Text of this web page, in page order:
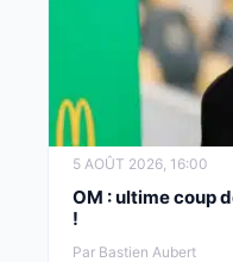
5 AOÛT 2026, 16:00
OM : ultime coup
!
Par Bastien Aubert